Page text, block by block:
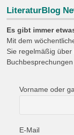
LiteraturBlog
Es gibt immer
Mit dem
Sie regelmäßig
Buchbesprechungen
Vorname oder
E-Mail